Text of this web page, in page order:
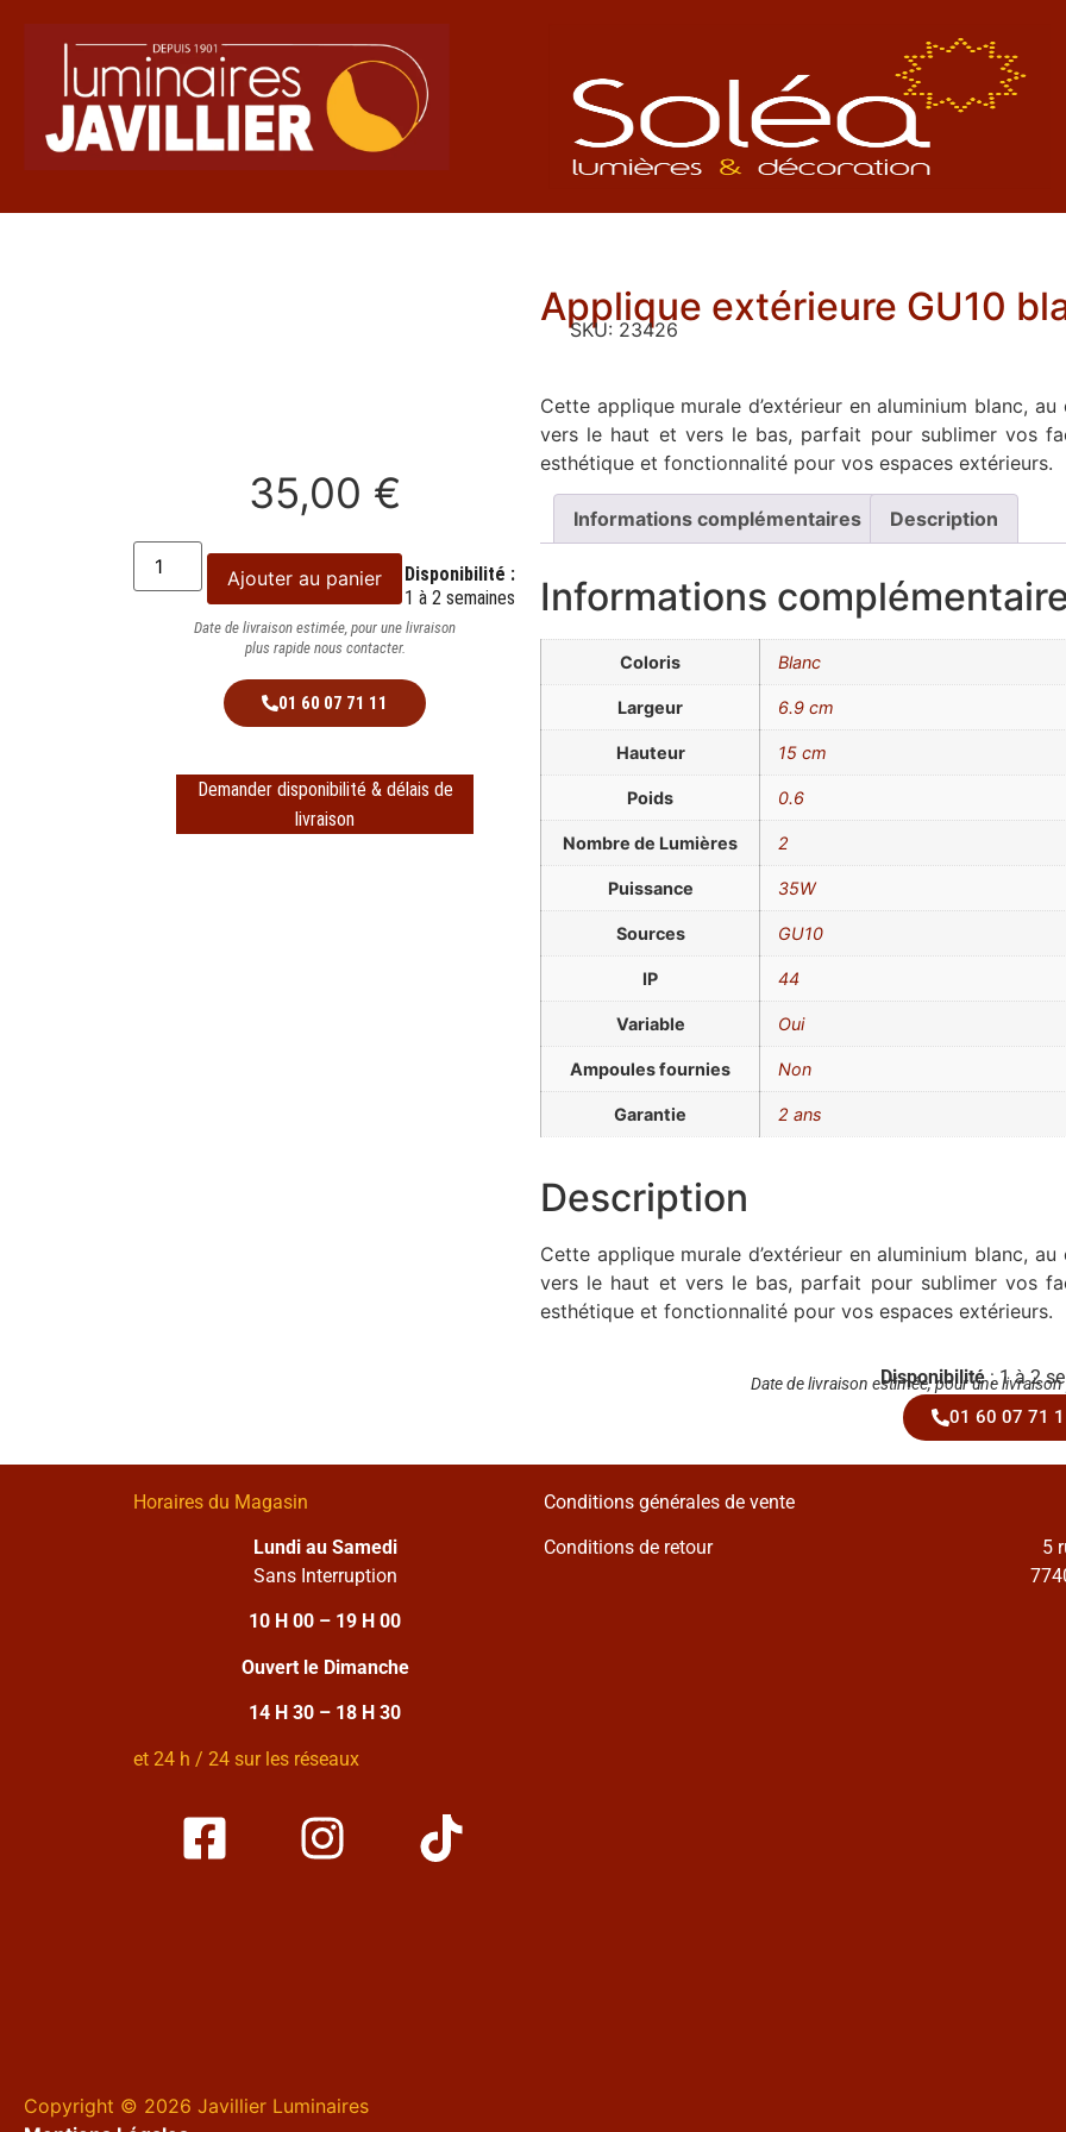
35,00 €
Ajouter au panier
Disponibilité :
1 à 2 semaines
Date de livraison estimée, pour une livraison
plus rapide nous contacter.
01 60 07 71 11
Demander disponibilité & délais de
livraison
Applique extérieure GU10
SKU: 23426
Cette applique murale d’extérieur en aluminium blanc,
vers le haut et vers le bas, parfait pour sublimer vos
esthétique et fonctionnalité pour vos espaces extérieurs.
Informations complémentaires Description
Informations
Coloris Blanc
Largeur 6.9 cm
Hauteur 15 cm
Poids 0.6
Nombre de Lumières 2
Puissance 35W
Sources GU10
IP 44
Variable Oui
Ampoules fournies Non
Garantie 2 ans
Description
Cette applique murale d’extérieur en aluminium blanc,
vers le haut et vers le bas, parfait pour sublimer vos
esthétique et fonctionnalité pour vos espaces extérieurs.
Disponibilité: 1 à 2
Date de livraison estimée, pour une
01 60 07 71
Horaires du Magasin
Lundi au Samedi
Sans Interruption
10 H 00 – 19 H 00
Ouvert le Dimanche
14 H 30 – 18 H 30
et 24 h / 24 sur les réseaux
Conditions générales de vente
Conditions de retour
5
Copyright © 2026 Javillier Luminaires